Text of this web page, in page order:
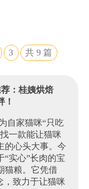
3 共 9篇
：桂姨烘焙
！
自家猫咪“只吃
一款能让猫咪
的心头大事。今
“实心”长肉的宝
粮。它凭借
，致力于让猫咪